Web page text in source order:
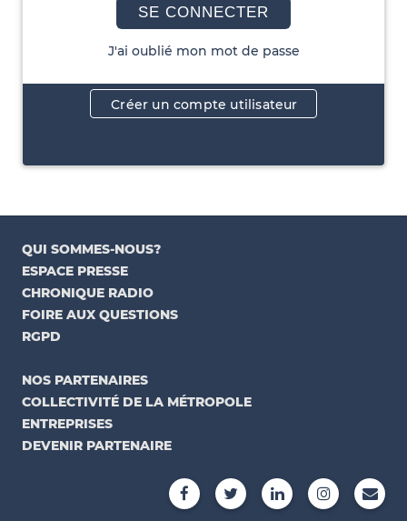
SE CONNECTER
J'ai oublié mon mot de passe
Créer un compte utilisateur
QUI SOMMES-NOUS?
ESPACE PRESSE
CHRONIQUE RADIO
FOIRE AUX QUESTIONS
RGPD
NOS PARTENAIRES
COLLECTIVITÉ DE LA MÉTROPOLE
ENTREPRISES
DEVENIR PARTENAIRE